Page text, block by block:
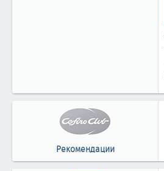
Рекомендации